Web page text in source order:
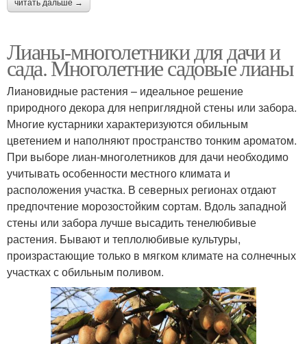
читать дальше →
Лианы-многолетники для дачи и
сада. Многолетние садовые лианы
Лиановидные растения – идеальное решение
природного декора для неприглядной стены или забора.
Многие кустарники характеризуются обильным
цветением и наполняют пространство тонким ароматом.
При выборе лиан-многолетников для дачи необходимо
учитывать особенности местного климата и
расположения участка. В северных регионах отдают
предпочтение морозостойким сортам. Вдоль западной
стены или забора лучше высадить тенелюбивые
растения. Бывают и теплолюбивые культуры,
произрастающие только в мягком климате на солнечных
участках с обильным поливом.